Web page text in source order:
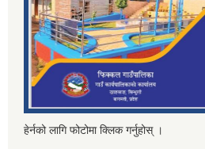
हेर्नको लागि फोटोमा क्लिक गर्नुहोस् ।